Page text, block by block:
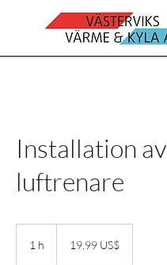
Installation av
luftrenare
1 h
dollar19,99 US$